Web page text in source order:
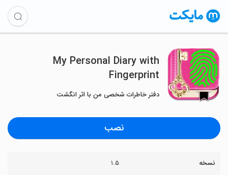
My Personal Diary with
Fingerprint
دفتر خاطرات شخصی من با اثر انگشت
نصب
نسخه ۱.۵